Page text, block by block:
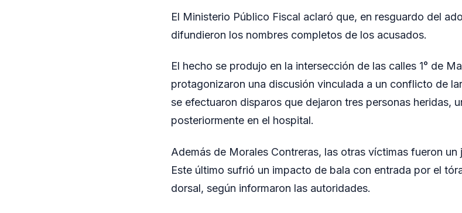
El Ministerio Público Fiscal aclaró que, en resguardo del
difundieron los nombres completos de los acusados.
El hecho se produjo en la intersección de las calles 1° de
protagonizaron una discusión vinculada a un conflicto de
se efectuaron disparos que dejaron tres personas heridas,
posteriormente en el hospital.
Además de Morales Contreras, las otras víctimas fueron
Este último sufrió un impacto de bala con entrada por el
dorsal, según informaron las autoridades.